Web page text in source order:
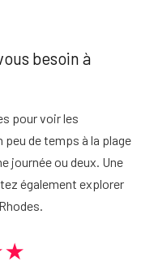
besoin à
pour voir les
de temps à la plage
journée ou deux. Une
également explorer
.